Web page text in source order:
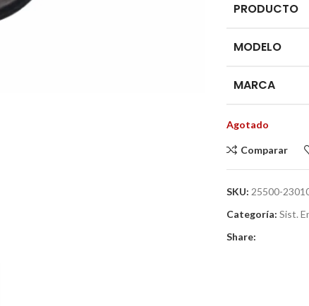
PRODUCTO
MODELO
MARCA
Agotado
Comparar
SKU: 25500-
Categoría: Sist.
Share: